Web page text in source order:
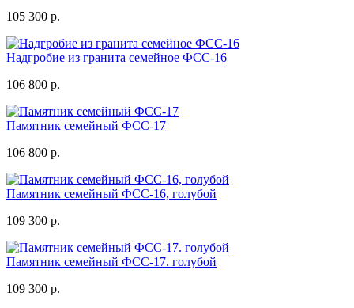
105 300 р.
Надгробие из гранита семейное ФСС-16
106 800 р.
Памятник семейный ФСС-17
106 800 р.
Памятник семейный ФСС-16, голубой
109 300 р.
Памятник семейный ФСС-17. голубой
109 300 р.